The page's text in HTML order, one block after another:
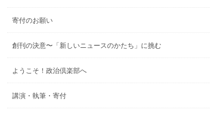
寄付のお願い
創刊の決意〜「新しいニュースのかたち」に挑む
ようこそ！政治倶楽部へ
講演・執筆・寄付